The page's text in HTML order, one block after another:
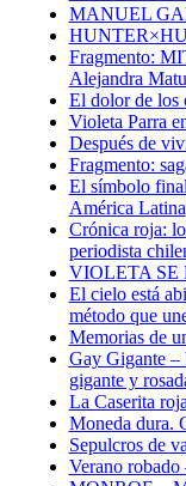
MANUEL
Fragmento:
Alejandra
El dolor de los
Violeta Parra
Después de
Fragmento:
El símbolo
América Latina
Crónica roja:
periodista
VIOLETA SE
El cielo está
método que
Memorias de
Gay Gigante –
gigante y
La Caserita
Moneda dura.
Sepulcros de
Verano